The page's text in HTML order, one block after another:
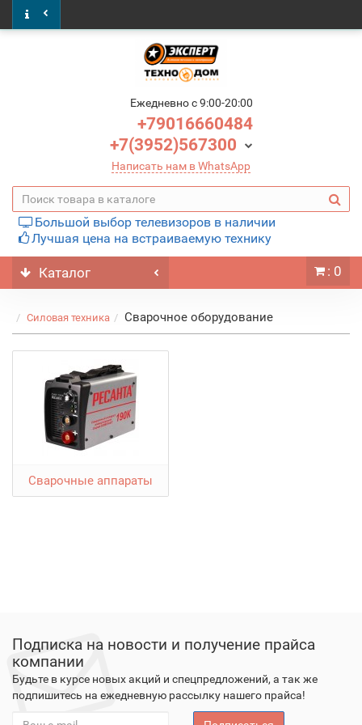
Ежедневно c 9:00-20:00
+79016660484
+7(3952)567300
Написать нам в WhatsApp
Большой выбор телевизоров в наличии
Лучшая цена на встраиваемую технику
Каталог : 0
Силовая техника Сварочное оборудование
Сварочные аппараты
Подписка на новости и получение прайса
компании
Будьте в курсе новых акций и спецпредложений, а так же
подпишитесь на ежедневную рассылку нашего прайса!